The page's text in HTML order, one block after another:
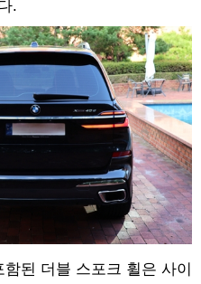
.
된 더블 스포크 휠은 사이